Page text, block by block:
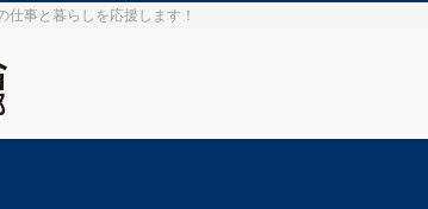
事と暮らしを応援します！